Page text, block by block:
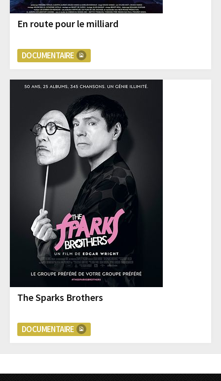
En route pour le milliard
DOCUMENTAIRE
The Sparks Brothers
DOCUMENTAIRE